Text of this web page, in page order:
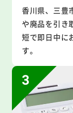
香川県、三豊
や廃品を引き
短で即日中に
す。